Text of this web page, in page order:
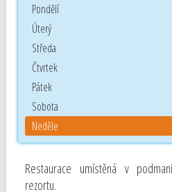
Pondělí
Úterý
Středa
Čtvrtek
Pátek
Sobota
Neděle
Restaurace umístěná v
rezortu.